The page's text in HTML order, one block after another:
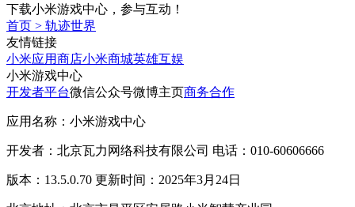
下载小米游戏中心，参与互动！
首页 > 轨迹世界
友情链接
小米应用商店小米商城英雄互娱
小米游戏中心
开发者平台微信公众号微博主页商务合作
应用名称：小米游戏中心
开发者：北京瓦力网络科技有限公司 电话：010-60606666
版本：13.5.0.70 更新时间：2025年3月24日